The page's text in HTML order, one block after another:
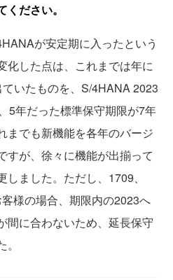
ださい。
が安定期に入ったという
化した点は、これまでは年に
いたものを、S/4HANA 2023
5年だった標準保守期限が7年
までも新機能を各年のバージ
すが、徐々に機能が出揃って
ました。ただし、1709、
様の場合、期限内の2023へ
間に合わないため、延長保守